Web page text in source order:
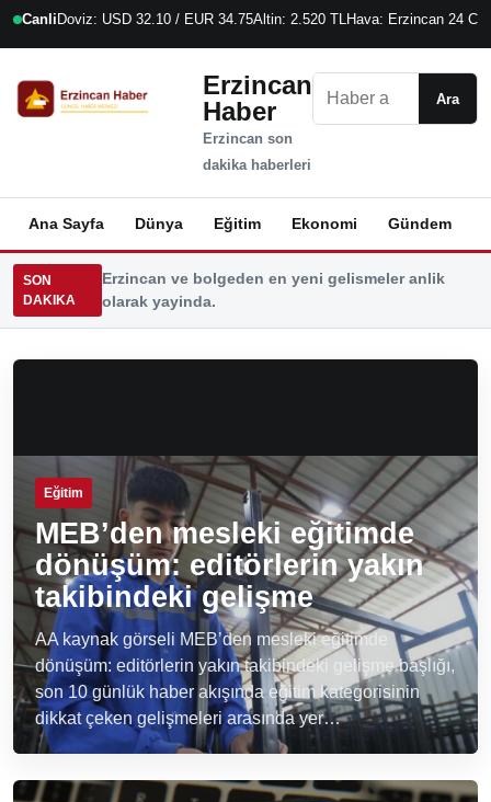
Canli Doviz: USD 32.10 / EUR 34.75Altin: 2.520 TLHava: Erzincan 24 C
Erzincan
Haber
Erzincan son
dakika haberleri
Ara
Ana Sayfa Dünya Eğitim Ekonomi Gündem
SON
DAKIKA
Erzincan ve bolgeden en yeni gelismeler anlik
olarak yayinda.
Eğitim
MEB’den mesleki eğitimde
dönüşüm: editörlerin yakın
takibindeki gelişme
AA kaynak görseli MEB’den mesleki eğitimde
dönüşüm: editörlerin yakın takibindeki gelişme başlığı,
son 10 günlük haber akışında eğitim kategorisinin
dikkat çeken gelişmeleri arasında yer…